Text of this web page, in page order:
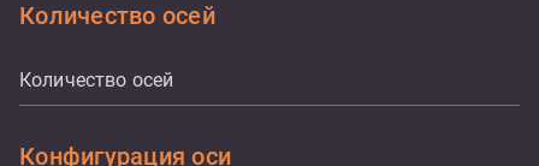
Количество осей
Количество осей
Конфигурация оси